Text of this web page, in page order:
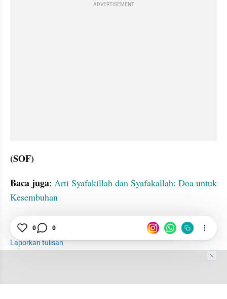
ADVERTISEMENT
(SOF)
Baca juga: Arti Syafakillah dan Syafakallah: Doa untuk
Kesembuhan
Bahasa Arab
Laporkan tulisan
0 0